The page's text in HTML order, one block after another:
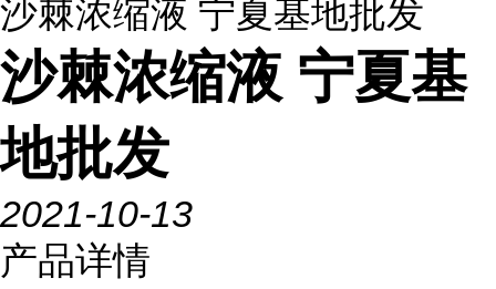
沙棘浓缩液 宁夏基地批发
沙棘浓缩液 宁夏基
地批发
2021-10-13
产品详情